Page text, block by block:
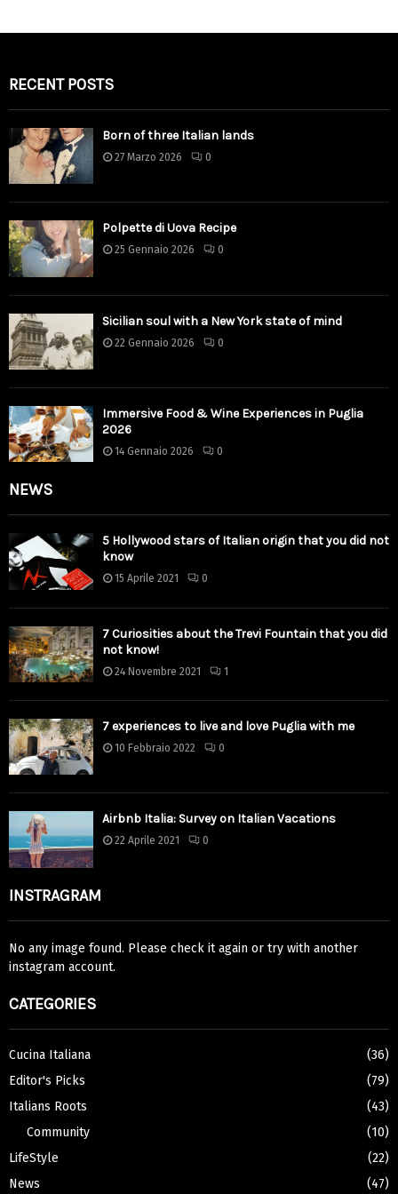
RECENT POSTS
Born of three Italian lands
27 Marzo 2026 0
Polpette di Uova Recipe
25 Gennaio 2026 0
Sicilian soul with a New York state of mind
22 Gennaio 2026 0
Immersive Food & Wine Experiences in Puglia
2026
14 Gennaio 2026 0
NEWS
5 Hollywood stars of Italian origin that you did not
know
15 Aprile 2021 0
7 Curiosities about the Trevi Fountain that you did
not know!
24 Novembre 2021 1
7 experiences to live and love Puglia with me
10 Febbraio 2022 0
Airbnb Italia: Survey on Italian Vacations
22 Aprile 2021 0
INSTRAGRAM
No any image found. Please check it again or try with another
instagram account.
CATEGORIES
Cucina Italiana
(36)
Editor's Picks
(79)
Italians Roots
(43)
Community
(10)
LifeStyle
(22)
News
(47)